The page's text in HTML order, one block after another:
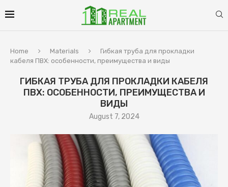
Home Materials
Гибкая труба для прокладки
кабеля ПВХ: особенности, преимущества и виды
ГИБКАЯ ТРУБА ДЛЯ ПРОКЛАДКИ КАБЕЛЯ
ПВХ: ОСОБЕННОСТИ, ПРЕИМУЩЕСТВА И
ВИДЫ
August 7, 2024